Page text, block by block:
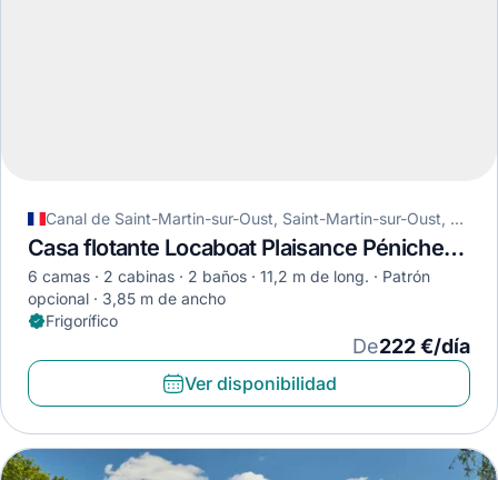
Canal de Saint-Martin-sur-Oust, Saint-Martin-sur-Oust, Francia
Casa flotante Locaboat Plaisance Pénichette 1120 · 1993
6 camas 2 cabinas 2 baños 11,2 m de long.
Patrón
opcional
3,85 m de ancho
Frigorífico
De222 €/día
Ver disponibilidad